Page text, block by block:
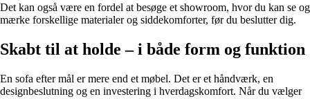
Det kan også være en fordel at besøge et showroom, hvor du kan se og
mærke forskellige materialer og siddekomforter, før du beslutter dig.
Skabt til at holde – i både form og funktion
En sofa efter mål er mere end et møbel. Det er et håndværk, en
designbeslutning og en investering i hverdagskomfort. Når du vælger